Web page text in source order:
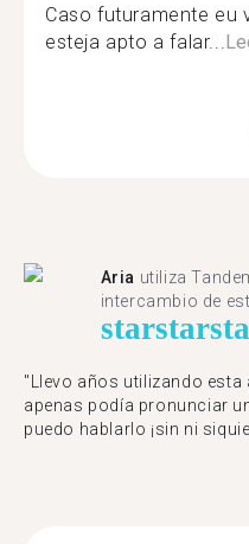
Caso futuramente eu
esteja apto a falar...
Aria utiliza
intercambio de
starstar
"Llevo años utilizando esta
apenas podía pronunciar
puedo hablarlo ¡sin ni